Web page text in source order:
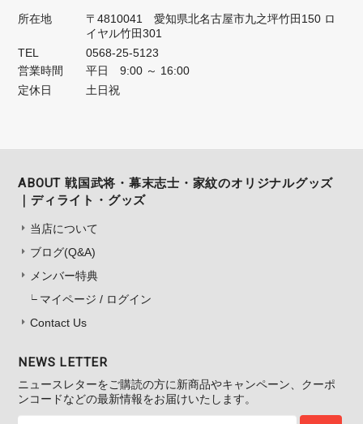
所在地
〒4810041 愛知県北名古屋市九之坪竹田150 ロ
イヤル竹田301
TEL
0568-25-5123
営業時間
平日 9:00 ～ 16:00
定休日
土日祝
ABOUT 戦国武将・幕末志士・家紋のオリジナルグッズ
｜ディライト・グッズ
当店について
ブログ(Q&A)
メンバー特典
マイページ / ログイン
Contact Us
NEWS LETTER
ニュースレターをご購読の方に新商品やキャンペーン、クーポ
ンコードなどの最新情報をお届けいたします。